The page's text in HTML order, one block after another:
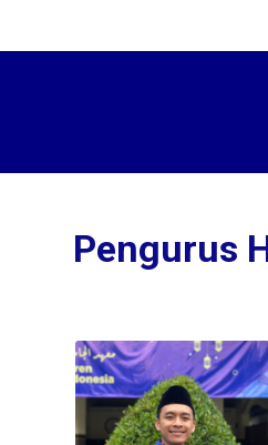
Pengurus